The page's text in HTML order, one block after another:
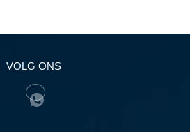
VOLG ONS